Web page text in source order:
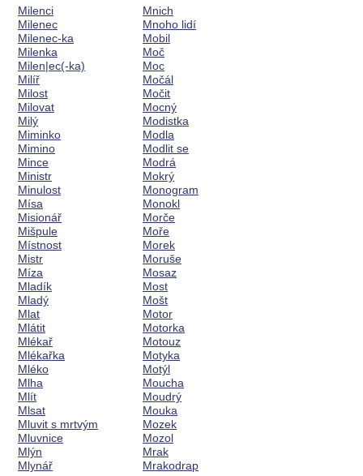
Milenci
Milenec
Milenec-ka
Milenka
Milen|ec(-ka)
Milíř
Milost
Milovat
Milý
Miminko
Mimino
Mince
Ministr
Minulost
Mísa
Misionář
Mišpule
Místnost
Mistr
Míza
Mladík
Mladý
Mlat
Mlátit
Mlékař
Mlékařka
Mléko
Mlha
Mlít
Mlsat
Mluvit s mrtvým
Mluvnice
Mlýn
Mlynář
Mnich
Mnoho lidí
Mobil
Moč
Moc
Močál
Močit
Mocný
Modistka
Modla
Modlit se
Modrá
Mokrý
Monogram
Monokl
Morče
Moře
Morek
Moruše
Mosaz
Most
Mošt
Motor
Motorka
Motouz
Motyka
Motýl
Moucha
Moudrý
Mouka
Mozek
Mozol
Mrak
Mrakodrap